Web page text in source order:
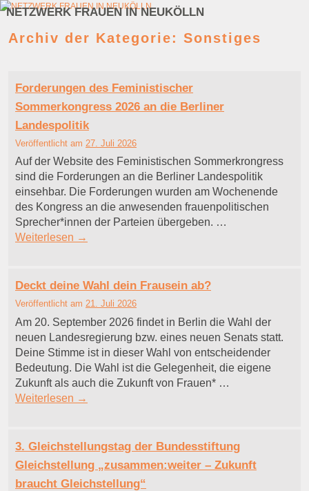
NETZWERK FRAUEN IN NEUKÖLLN
Zum Inhalt wechseln
Zum sekundären Inhalt wechseln
Archiv der Kategorie: Sonstiges
Forderungen des Feministischer
Sommerkongress 2026 an die Berliner
Landespolitik
Veröffentlicht am 27. Juli 2026
Auf der Website des Feministischen Sommerkrongress
sind die Forderungen an die Berliner Landespolitik
einsehbar. Die Forderungen wurden am Wochenende
des Kongress an die anwesenden frauenpolitischen
Sprecher*innen der Parteien übergeben. …
Weiterlesen →
Deckt deine Wahl dein Frausein ab?
Veröffentlicht am 21. Juli 2026
Am 20. September 2026 findet in Berlin die Wahl der
neuen Landesregierung bzw. eines neuen Senats statt.
Deine Stimme ist in dieser Wahl von entscheidender
Bedeutung. Die Wahl ist die Gelegenheit, die eigene
Zukunft als auch die Zukunft von Frauen* …
Weiterlesen →
3. Gleichstellungstag der Bundesstiftung
Gleichstellung „zusammen:weiter – Zukunft
braucht Gleichstellung“